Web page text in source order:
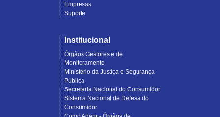
Empresas
Suporte
Institucional
Órgãos Gestores e de
Monitoramento
Ministério da Justiça e Segurança
Pública
Secretaria Nacional do Consumidor
Sistema Nacional de Defesa do
Consumidor